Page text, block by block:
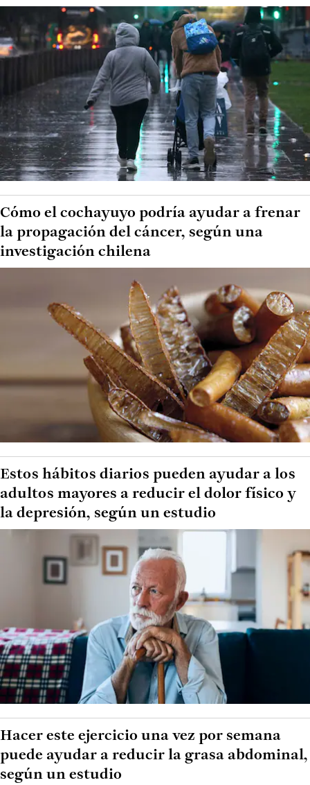
Cómo el cochayuyo podría ayudar a frenar
la propagación del cáncer, según una
investigación chilena
Estos hábitos diarios pueden ayudar a los
adultos mayores a reducir el dolor físico y
la depresión, según un estudio
Hacer este ejercicio una vez por semana
puede ayudar a reducir la grasa abdominal,
según un estudio